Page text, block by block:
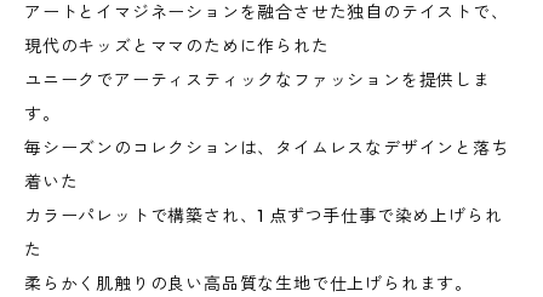
アートとイマジネーションを融合させた独自のテイストで、
現代のキッズとママのために作られた
ユニークでアーティスティックなファッションを提供しま
す。
毎シーズンのコレクションは、タイムレスなデザインと落ち
着いた
カラーパレットで構築され、1 点ずつ手仕事で染め上げられ
た
柔らかく肌触りの良い高品質な生地で仕上げられます。